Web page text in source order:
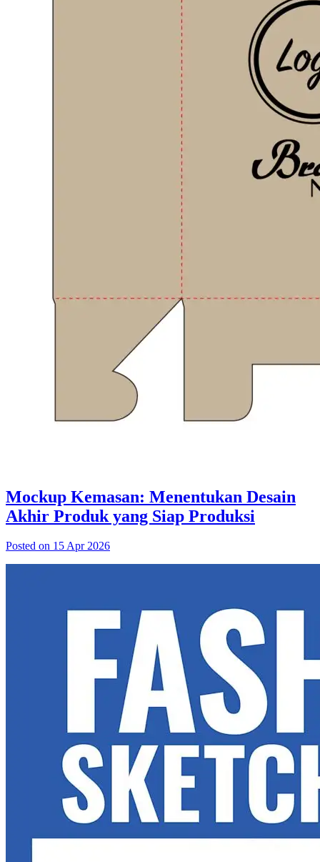
Mockup Kemasan: Menentukan Desain
Akhir Produk yang Siap Produksi
Posted on 15 Apr 2026